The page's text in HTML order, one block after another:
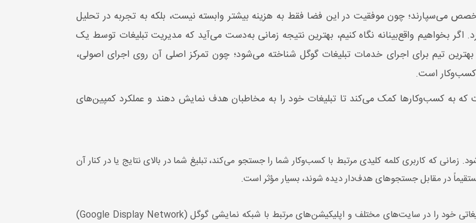
می‌سپارند؛ چون موفقیت در این فضا فقط به هزینه بیشتر وابسته نیست، بلکه به تجربه در تحلیل
اگر بخواهیم واقع‌بینانه نگاه کنیم، بهترین نتیجه زمانی به‌دست می‌آید که مدیریت تبلیغات توسط یک
بهترین تیم برای اجرای خدمات تبلیغات گوگل شناخته می‌شود؛ چون تمرکز اصلی آن روی اجرای اصولی،
کسب‌وکار است.
که به کسب‌وکارها کمک می‌کند تا تبلیغات خود را به مخاطبان هدف نمایش دهند و عملکرد کمپین‌های
که کاربری کلمه کلیدی مرتبط با کسب‌وکار شما را جستجو می‌کند، تبلیغ شما در بالای نتایج یا در کنار آن
در مقابل جستجوهای هدف‌دار دیده شوند، بسیار مؤثر است.
تبلیغات نمایشی به کسب‌وکارها این امکان را می‌دهد که بنرهای تبلیغاتی خود را در سایت‌های مختلف و اپلیکیشن‌های مرتبط با شبکه نمایشی گوگل (Google Display Network)